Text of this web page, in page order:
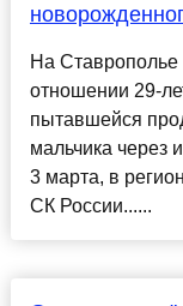
На Ставрополье
отношении 29-
пытавшейся
мальчика через
3 марта, в
СК России......